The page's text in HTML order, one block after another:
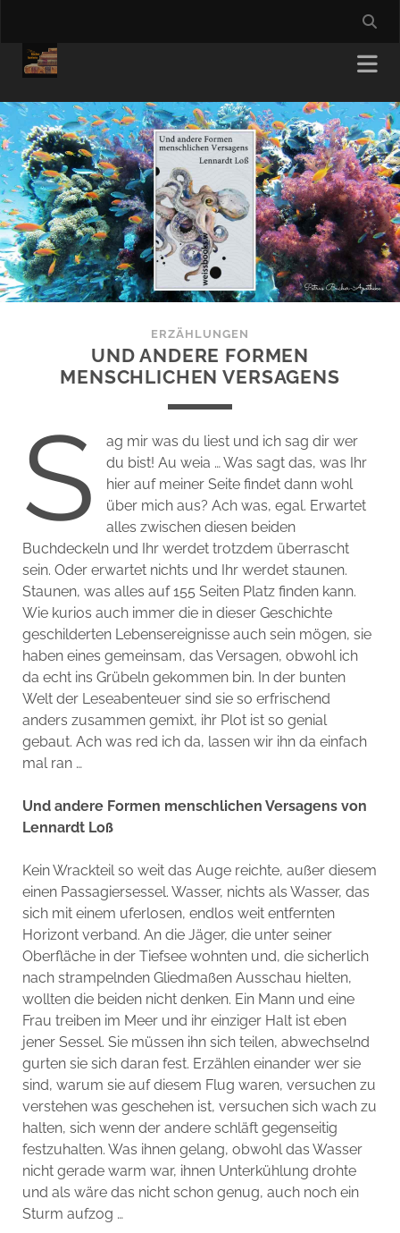
ERZÄHLUNGEN
UND ANDERE FORMEN
MENSCHLICHEN VERSAGENS
S
ag mir was du liest und ich sag dir wer
du bist! Au weia … Was sagt das, was Ihr
hier auf meiner Seite findet dann wohl
über mich aus? Ach was, egal. Erwartet
alles zwischen diesen beiden
Buchdeckeln und Ihr werdet trotzdem überrascht
sein. Oder erwartet nichts und Ihr werdet staunen.
Staunen, was alles auf 155 Seiten Platz finden kann.
Wie kurios auch immer die in dieser Geschichte
geschilderten Lebensereignisse auch sein mögen, sie
haben eines gemeinsam, das Versagen, obwohl ich
da echt ins Grübeln gekommen bin. In der bunten
Welt der Leseabenteuer sind sie so erfrischend
anders zusammen gemixt, ihr Plot ist so genial
gebaut. Ach was red ich da, lassen wir ihn da einfach
mal ran …
Und andere Formen menschlichen Versagens von
Lennardt Loß
Kein Wrackteil so weit das Auge reichte, außer diesem
einen Passagiersessel. Wasser, nichts als Wasser, das
sich mit einem uferlosen, endlos weit entfernten
Horizont verband. An die Jäger, die unter seiner
Oberfläche in der Tiefsee wohnten und, die sicherlich
nach strampelnden Gliedmaßen Ausschau hielten,
wollten die beiden nicht denken. Ein Mann und eine
Frau treiben im Meer und ihr einziger Halt ist eben
jener Sessel. Sie müssen ihn sich teilen, abwechselnd
gurten sie sich daran fest. Erzählen einander wer sie
sind, warum sie auf diesem Flug waren, versuchen zu
verstehen was geschehen ist, versuchen sich wach zu
halten, sich wenn der andere schläft gegenseitig
festzuhalten. Was ihnen gelang, obwohl das Wasser
nicht gerade warm war, ihnen Unterkühlung drohte
und als wäre das nicht schon genug, auch noch ein
Sturm aufzog …